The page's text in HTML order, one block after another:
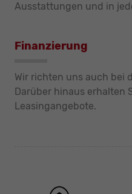
Ausstattungen und in
Finanzierung
Wir richten uns auch bei
Darüber hinaus erhalten
Leasingangebote.